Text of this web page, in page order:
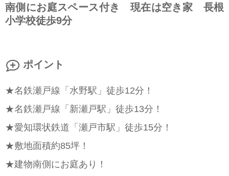
南側にお庭スペース付き 現在は空き家 長根
小学校徒歩9分
ポイント
★名鉄瀬戸線「水野駅」徒歩12分！
★名鉄瀬戸線「新瀬戸駅」徒歩13分！
★愛知環状鉄道「瀬戸市駅」徒歩15分！
★敷地面積約85坪！
★建物南側にお庭あり！